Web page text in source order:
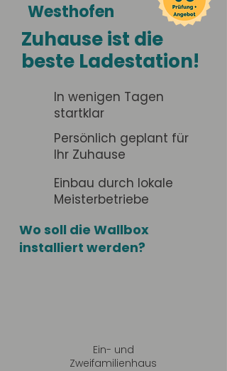
Westhofen
Zuhause ist die
beste Ladestation!
In wenigen Tagen
startklar
Persönlich geplant für
Ihr Zuhause
Einbau durch lokale
Meisterbetriebe
Wo soll die Wallbox
installiert werden?
Ein- und
Zweifamilienhaus